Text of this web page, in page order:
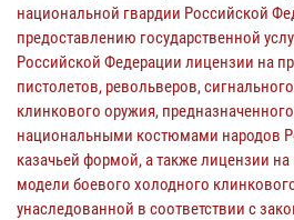
национальной гвардии Российской
предоставлению государственной
Российской Федерации лицензии на
пистолетов, револьверов,
клинкового оружия,
национальными костюмами народов
казачьей формой, а также лицензии
модели боевого холодного
унаследованной в соответствии с